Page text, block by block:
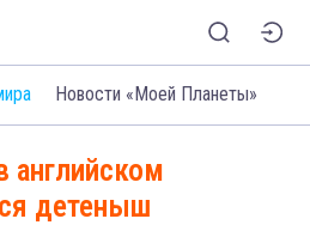
Новости «Моей Планеты»
детеныш